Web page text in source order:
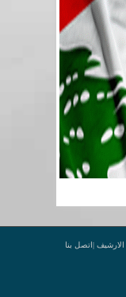
الارشيف |اتصل بنا